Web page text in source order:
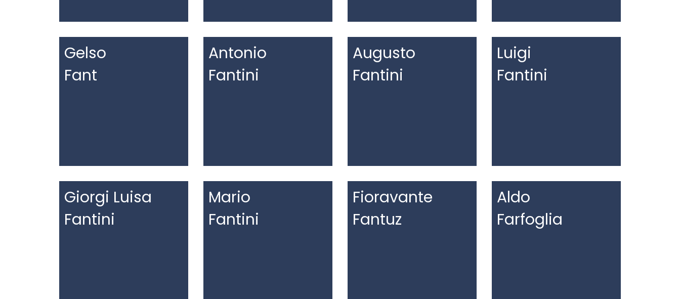
Gelso
Fant
Antonio
Fantini
Augusto
Fantini
Luigi
Fantini
Giorgi Luisa
Fantini
Mario
Fantini
Fioravante
Fantuz
Aldo
Farfoglia